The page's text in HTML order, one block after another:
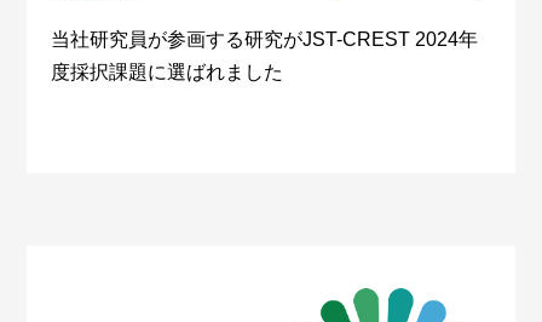
当社研究員が参画する研究がJST-CREST 2024年
度採択課題に選ばれました